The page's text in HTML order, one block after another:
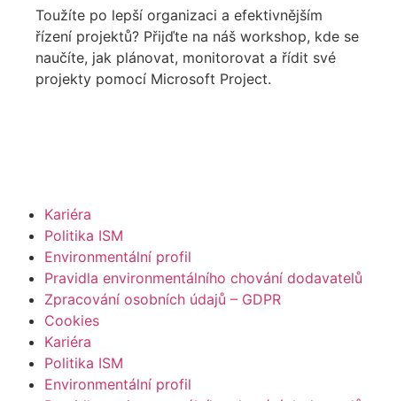
Toužíte po lepší organizaci a efektivnějším
řízení projektů? Přijďte na náš workshop, kde se
naučíte, jak plánovat, monitorovat a řídit své
projekty pomocí Microsoft Project.
Kariéra
Politika ISM
Environmentální profil
Pravidla environmentálního chování dodavatelů
Zpracování osobních údajů – GDPR
Cookies
Kariéra
Politika ISM
Environmentální profil